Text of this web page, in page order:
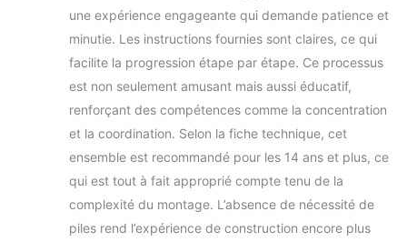
une expérience engageante qui demande patience et
minutie. Les instructions fournies sont claires, ce qui
facilite la progression étape par étape. Ce processus
est non seulement amusant mais aussi éducatif,
renforçant des compétences comme la concentration
et la coordination. Selon la fiche technique, cet
ensemble est recommandé pour les 14 ans et plus, ce
qui est tout à fait approprié compte tenu de la
complexité du montage. L’absence de nécessité de
piles rend l’expérience de construction encore plus